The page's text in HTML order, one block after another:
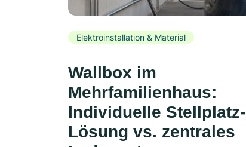
Elektroinstallation & Material
Wallbox im
Mehrfamilienhaus:
Individuelle Stellplatz-
Lösung vs. zentrales